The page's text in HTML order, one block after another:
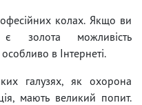
колах. Якщо ви
можливість
в Інтернеті.
галузях, як охорона
мають великий попит.